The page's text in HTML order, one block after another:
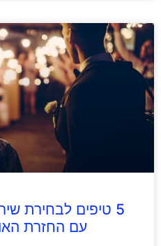
5 טיפים לבחירת
עם החזרת